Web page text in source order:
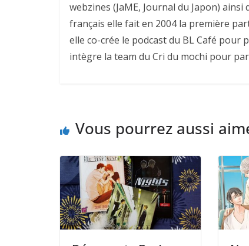
webzines (JaME, Journal du Japon)
français elle fait en 2004 la première
elle co-crée le podcast du BL Café pour
intègre la team du Cri du mochi pour
Vous pourrez aussi